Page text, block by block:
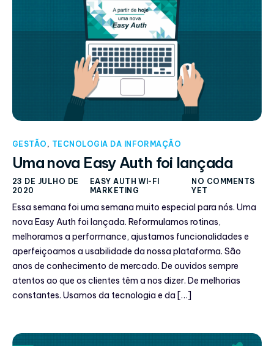
GESTÃO , TECNOLOGIA DA INFORMAÇÃO
Uma nova Easy Auth foi lançada
23 DE JULHO DE
2020
EASY AUTH WI-FI
MARKETING
NO COMMENTS
YET
Essa semana foi uma semana muito especial para nós. Uma
nova Easy Auth foi lançada. Reformulamos rotinas,
melhoramos a performance, ajustamos funcionalidades e
aperfeiçoamos a usabilidade da nossa plataforma. São
anos de conhecimento de mercado. De ouvidos sempre
atentos ao que os clientes têm a nos dizer. De melhorias
constantes. Usamos da tecnologia e da […]